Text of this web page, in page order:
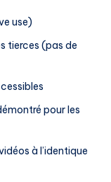
use)
tierces (pas de
pour les
à l’identique